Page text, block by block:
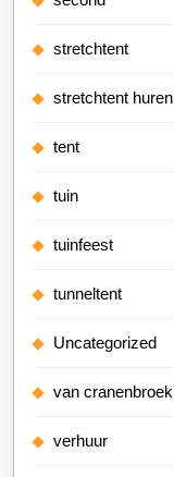
stretchtent
stretchtent huren
tent
tuin
tuinfeest
tunneltent
Uncategorized
van cranenbroek
verhuur